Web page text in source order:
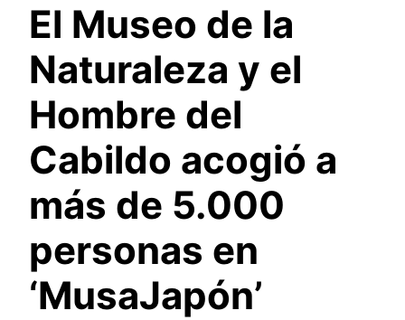
El Museo de la
Naturaleza y el
Hombre del
Cabildo acogió a
más de 5.000
personas en
‘MusaJapón’